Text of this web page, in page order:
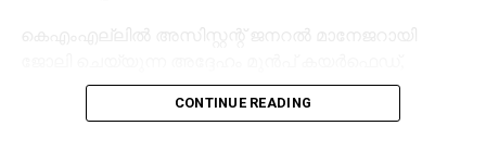
കെഎംഎല്ലില്‍ അസിസ്റ്റന്റ് ജനറല്‍ മാനേജറായി
ഗ്രാന്‍ഡ് കേരള ഷോപ്പിംഗ് ഫെസ്റ്റിവല്‍, ബേക്കല്‍
ടൂറിസം എന്നിവയില്‍ മാനേജിംഗ് ഡയറക്ടറായിരുന്നു.
CONTINUE READING